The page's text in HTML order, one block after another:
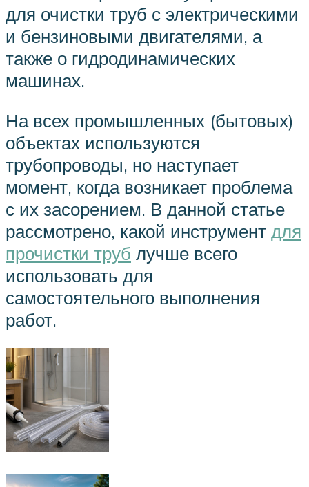
для очистки труб с электрическими
и бензиновыми двигателями, а
также о гидродинамических
машинах.
На всех промышленных (бытовых)
объектах используются
трубопроводы, но наступает
момент, когда возникает проблема
с их засорением. В данной статье
рассмотрено, какой инструмент для
прочистки труб лучше всего
использовать для
самостоятельного выполнения
работ.